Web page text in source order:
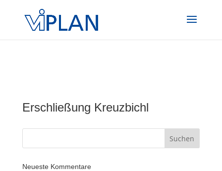
#004899 !important; -webkit-transition: all 400ms linear 0s;
transition: all 400ms linear 0s;
Erschließung Kreuzbichl
Neueste Kommentare